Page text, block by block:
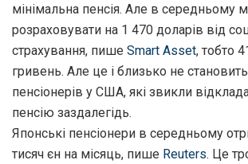
мінімальна пенсія. Але в середньому
розраховувати на 1 470 доларів від
страхування, пише Smart Asset, тобто
гривень. Але це і близько не
пенсіонерів у США, які звикли
пенсію заздалегідь.
Японські пенсіонери в середньому
тисяч єн на місяць, пише Reuters. Це